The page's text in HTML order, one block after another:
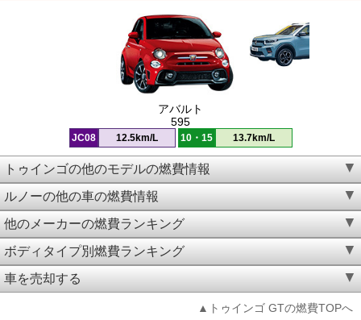
アバルト
595
JC08 12.5km/L 10・15 13.7km/L
トゥインゴの他のモデルの燃費情報
ルノーの他の車の燃費情報
他のメーカーの燃費ランキング
ボディタイプ別燃費ランキング
車を売却する
▲トゥインゴ GTの燃費TOPへ